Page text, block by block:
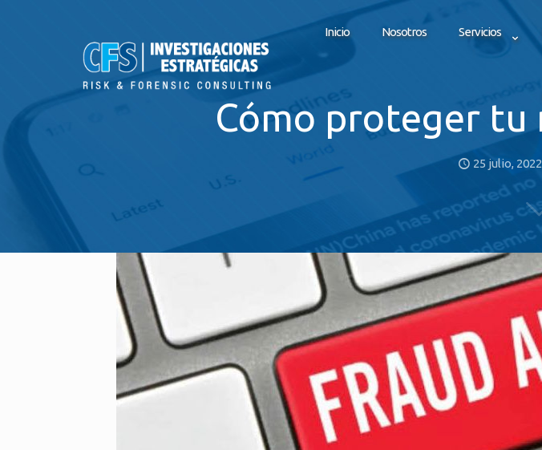
Inicio Nosotros Servicios
Cómo proteger tu
25 julio, 2022